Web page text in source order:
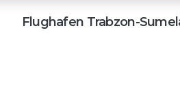
Flughafen Trabzon-